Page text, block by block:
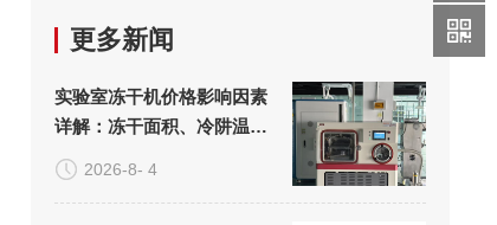
更多新闻
实验室冻干机价格影响因素
详解：冻干面积、冷阱温度
与真空系统的成本构成
2026-8- 4